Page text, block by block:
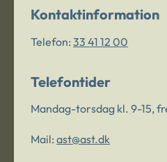
Kontaktinformation
Telefon: 33 41 12 00
Telefontider
Mandag-torsdag kl. 9-15,
Mail: ast@ast.dk